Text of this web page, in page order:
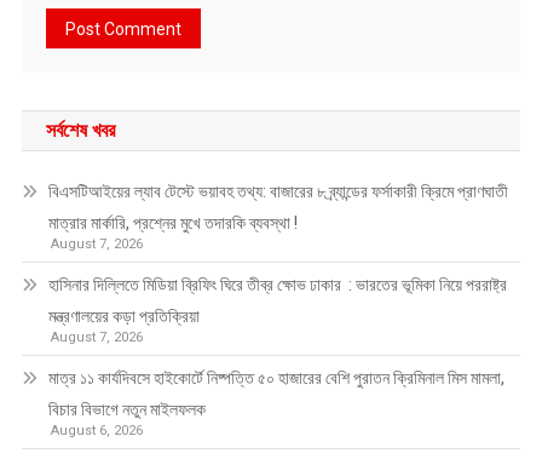
সর্বশেষ খবর
বিএসটিআইয়ের ল্যাব টেস্টে ভয়াবহ তথ্য: বাজারের ৮ ব্র্যান্ডের ফর্সাকারী ক্রিমে প্রাণঘাতী
মাত্রার মার্কারি, প্রশ্নের মুখে তদারকি ব্যবস্থা !
August 7, 2026
হাসিনার দিল্লিতে মিডিয়া ব্রিফিং ঘিরে তীব্র ক্ষোভ ঢাকার : ভারতের ভূমিকা নিয়ে পররাষ্ট্র
মন্ত্রণালয়ের কড়া প্রতিক্রিয়া
August 7, 2026
মাত্র ১১ কার্যদিবসে হাইকোর্টে নিষ্পত্তি ৫০ হাজারের বেশি পুরাতন ক্রিমিনাল মিস মামলা,
বিচার বিভাগে নতুন মাইলফলক
August 6, 2026